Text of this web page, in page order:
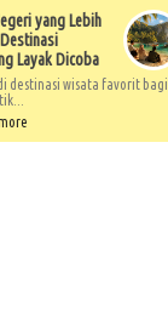
yang Lebih
Layak Dicoba
destinasi wisata favorit bagi